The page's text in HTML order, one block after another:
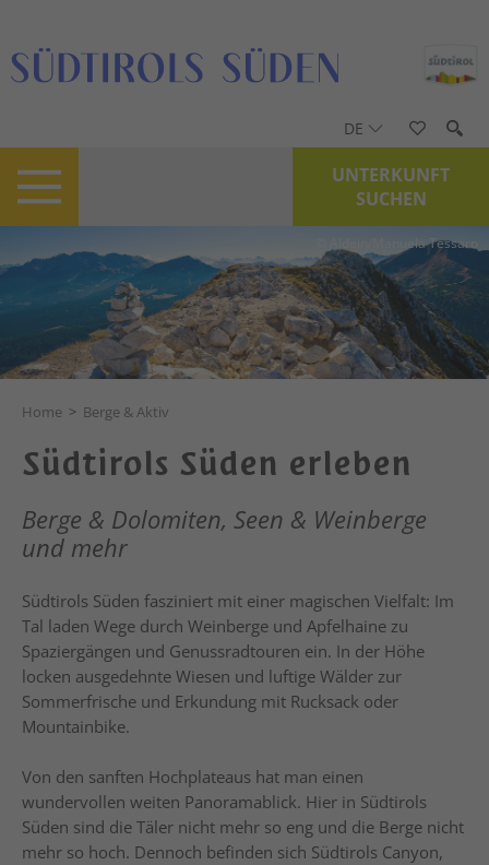
DE
UNTERKUNFT
SUCHEN
© Aldein/Manuela Tessaro
Home > Berge & Aktiv
Südtirols Süden erleben
Berge & Dolomiten, Seen & Weinberge
und mehr
Südtirols Süden fasziniert mit einer magischen Vielfalt: Im
Tal laden Wege durch Weinberge und Apfelhaine zu
Spaziergängen und Genussradtouren ein. In der Höhe
locken ausgedehnte Wiesen und luftige Wälder zur
Sommerfrische und Erkundung mit Rucksack oder
Mountainbike.
Von den sanften Hochplateaus hat man einen
wundervollen weiten Panoramablick. Hier in Südtirols
Süden sind die Täler nicht mehr so eng und die Berge nicht
mehr so hoch. Dennoch befinden sich Südtirols Canyon,